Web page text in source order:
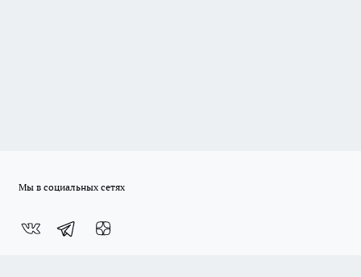
Мы в социальных сетях